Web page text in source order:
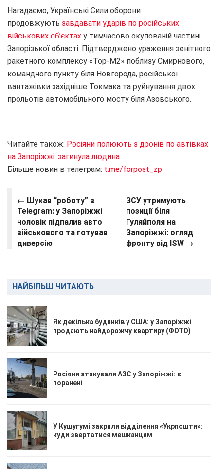
Нагадаємо, Українські Сили оборони
продовжують завдавати ударів по російських
військових об’єктах у тимчасово окупованій частині
Запорізької області. Підтверджено ураження зенітного
ракетного комплексу «Тор-М2» поблизу Смирнового,
командного пункту біля Новгорода, російської
вантажівки західніше Токмака та руйнування двох
прольотів автомобільного мосту біля Азовського.
Читайте також: Росіяни полюють з дронів по автівках
на Запоріжжі: загинула людина
Більше новин в телеграм: t.me/forpost_zp
← Шукав “роботу” в
Telegram: у Запоріжжі
чоловік підпалив авто
військового та готував
диверсію
ЗСУ утримують
позиції біля
Гуляйполя на
Запоріжжі: огляд
фронту від ISW →
НАЙБІЛЬШ ЧИТАЮТЬ
Як декілька будинків у США: у Запоріжжі
продають найдорожчу квартиру (ФОТО)
Росіяни атакували АЗС у Запоріжжі: є
поранені
У Кушугумі закрили відділення «Укрпошти»:
куди звертатися мешканцям